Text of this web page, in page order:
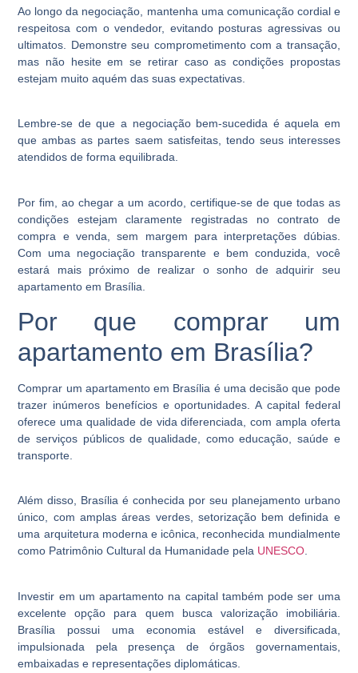
Ao longo da negociação, mantenha uma comunicação cordial e
respeitosa com o vendedor, evitando posturas agressivas ou
ultimatos. Demonstre seu comprometimento com a transação,
mas não hesite em se retirar caso as condições propostas
estejam muito aquém das suas expectativas.
Lembre-se de que a negociação bem-sucedida é aquela em
que ambas as partes saem satisfeitas, tendo seus interesses
atendidos de forma equilibrada.
Por fim, ao chegar a um acordo, certifique-se de que todas as
condições estejam claramente registradas no contrato de
compra e venda, sem margem para interpretações dúbias.
Com uma negociação transparente e bem conduzida, você
estará mais próximo de realizar o sonho de adquirir seu
apartamento em Brasília.
Por que comprar um
apartamento em Brasília?
Comprar um apartamento em Brasília é uma decisão que pode
trazer inúmeros benefícios e oportunidades. A capital federal
oferece uma qualidade de vida diferenciada, com ampla oferta
de serviços públicos de qualidade, como educação, saúde e
transporte.
Além disso, Brasília é conhecida por seu planejamento urbano
único, com amplas áreas verdes, setorização bem definida e
uma arquitetura moderna e icônica, reconhecida mundialmente
como Patrimônio Cultural da Humanidade pela UNESCO.
Investir em um apartamento na capital também pode ser uma
excelente opção para quem busca valorização imobiliária.
Brasília possui uma economia estável e diversificada,
impulsionada pela presença de órgãos governamentais,
embaixadas e representações diplomáticas.